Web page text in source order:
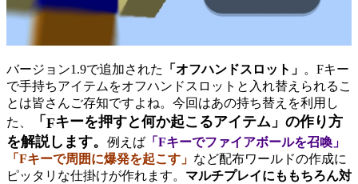
バージョン1.9で追加された 「オフハンドスロット」 。Fキー
で手持ちアイテムをオフハンドスロットと入れ替えられるこ
とは皆さんご存知ですよね。今回はあの持ち替えを利用し
た、
「 Fキーを押すと何か起こるアイテム」の作り方
を解説します。 例えば 「Fキーでファイアボールを召喚」
「Fキーで周囲に爆発を起こす」 など配布ワールドの作成に
ピッタリな仕掛けが作れます。 マルチプレイにももちろん対